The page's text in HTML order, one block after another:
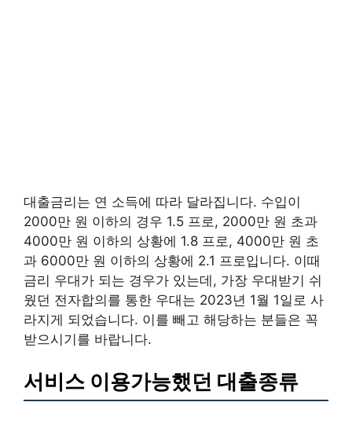
대출금리는 연 소득에 따라 달라집니다. 수입이
2000만 원 이하의 경우 1.5 프로, 2000만 원 초과
4000만 원 이하의 상황에 1.8 프로, 4000만 원 초
과 6000만 원 이하의 상황에 2.1 프로입니다. 이때
금리 우대가 되는 경우가 있는데, 가장 우대받기 쉬
웠던 전자합의를 통한 우대는 2023년 1월 1일로 사
라지게 되었습니다. 이를 빼고 해당하는 분들은 꼭
받으시기를 바랍니다.
서비스 이용가능했던 대출종류